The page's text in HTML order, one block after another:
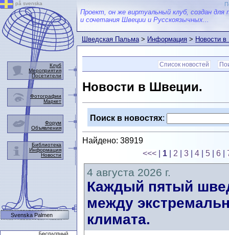
Проект, он же виртуальный клуб, создан для
и сочетания Швеции и Русскоязычных...
Шведская Пальма>Информация>Новости
Список новостей
Новости в Швеции.
Поиск в новостях:
Найдено: 38919
<<<
1 2 3 4 5 6
4 августа 2026 г.
Каждый пятый
между
климата.
på svenska
Клуб
Мероприятия
Посетители
Фотографии
Маркет
Форум
Объявления
Библиотека
Информация
Новости
Svenska Palmen